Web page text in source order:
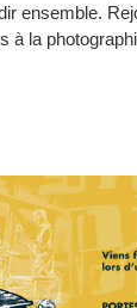
ensemble.
à la